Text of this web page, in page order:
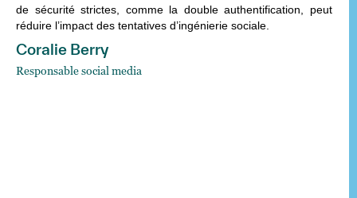
de sécurité strictes, comme la double authentification, peut
réduire l’impact des tentatives d’ingénierie sociale.
Coralie Berry
Responsable social media